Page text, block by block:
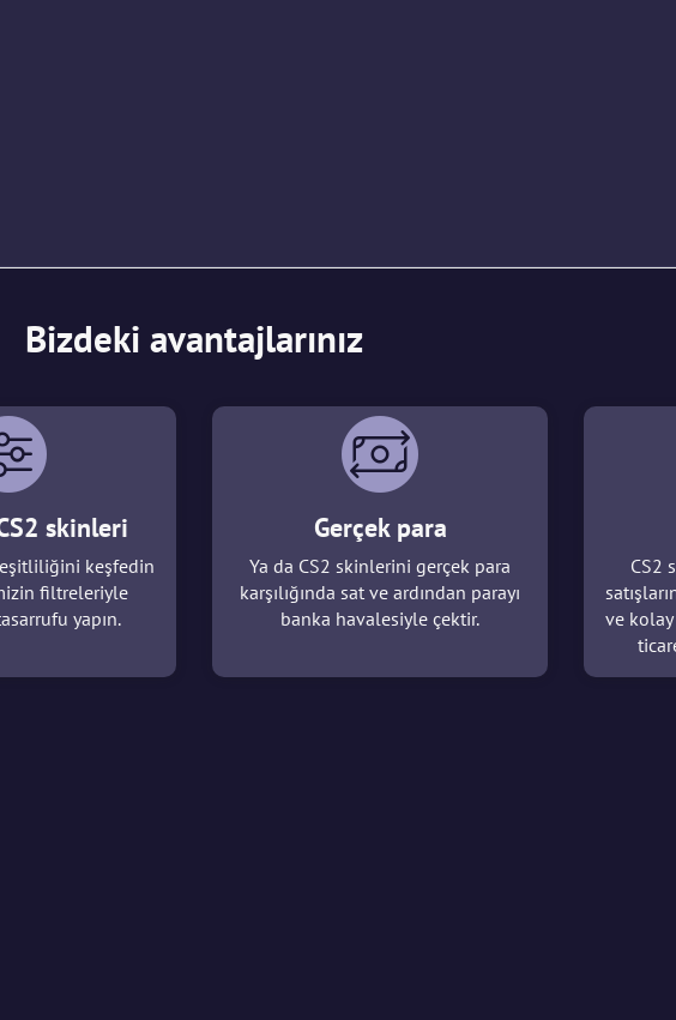
Bizdeki avantajlarınız
skinleri
keşfedin
filtreleriyle
yapın.
Gerçek para
Ya da CS2 skinlerini gerçek para
karşılığında sat ve ardından parayı
banka havalesiyle çektir.
CS2
ve